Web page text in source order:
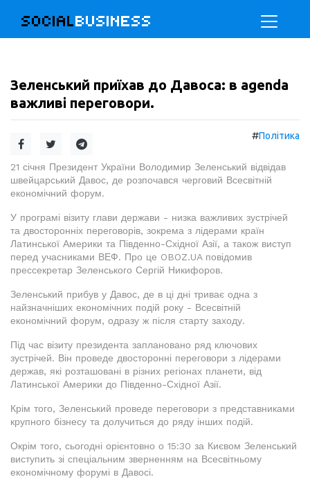
SOCIALBUSINESS
Зеленський приїхав до Давоса: в agenda
важливі переговори.
#Політика
21 січня Президент України Володимир Зеленський відвідав
швейцарський Давос, де розпочався черговий Всесвітній
економічний форум.
У програмі візиту глави держави - низка важливих зустрічей
та двосторонніх переговорів, зокрема з лідерами країн
Латинської Америки та Південно-Східної Азії, а також виступ
перед учасниками ВЕФ. Про це OBOZ.UA повідомив
прессекретар Зеленського Сергій Никифоров.
Зеленський прибув у Давос, де в ці дні триває одна з
найзначніших економічних подій року - Всесвітній
економічний форум, одразу ж після старту заходу.
Під час візиту президента заплановано ряд ключових
зустрічей. Він проведе двосторонні переговори з лідерами
держав, які розташовані в різних регіонах планети, від
Латинської Америки до Південно-Східної Азії.
Крім того, Зеленський проведе переговори з представниками
крупного бізнесу та долучиться до ряду інших подій.
Окрім того, сьогодні орієнтовно о 15:30 за Києвом Зеленський
виступить зі спеціальним зверненням на Всесвітньому
економічному форумі в Давосі.